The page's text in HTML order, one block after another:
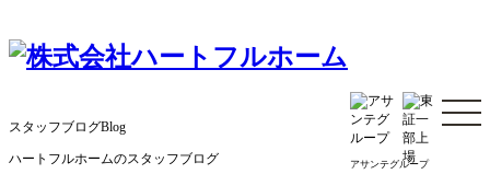
テ
ス
ッ
アサンテグループ
スタッフブログBlog
ハートフルホームのスタッフブログ